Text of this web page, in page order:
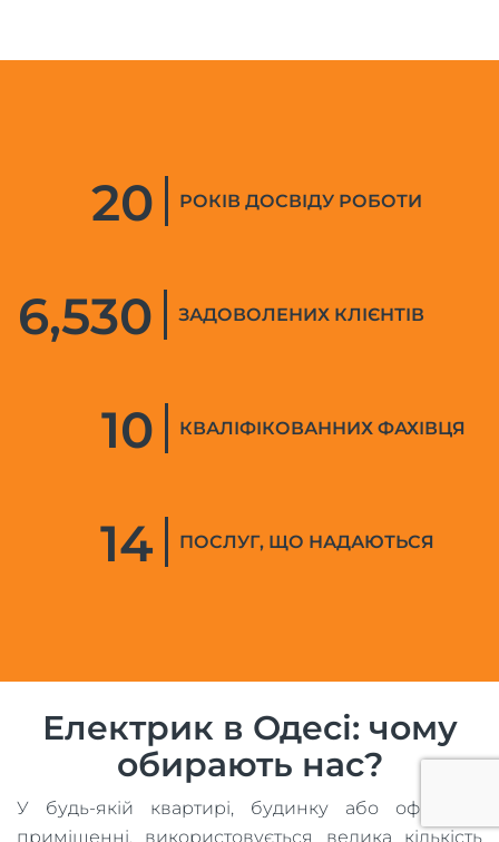
20 РОКІВ ДОСВІДУ РОБОТИ
6,530 ЗАДОВОЛЕНИХ КЛІЄНТІВ
10 КВАЛІФІКОВАННИХ ФАХІВЦЯ
14 ПОСЛУГ, ЩО НАДАЮТЬСЯ
Електрик в Одесі: чому
обирають нас?
У будь-якій квартирі, будинку або офісному
приміщенні, використовується велика кількість